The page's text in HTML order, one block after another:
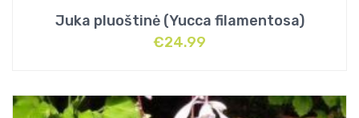
Juka pluoštinė (Yucca filamentosa)
€24.99